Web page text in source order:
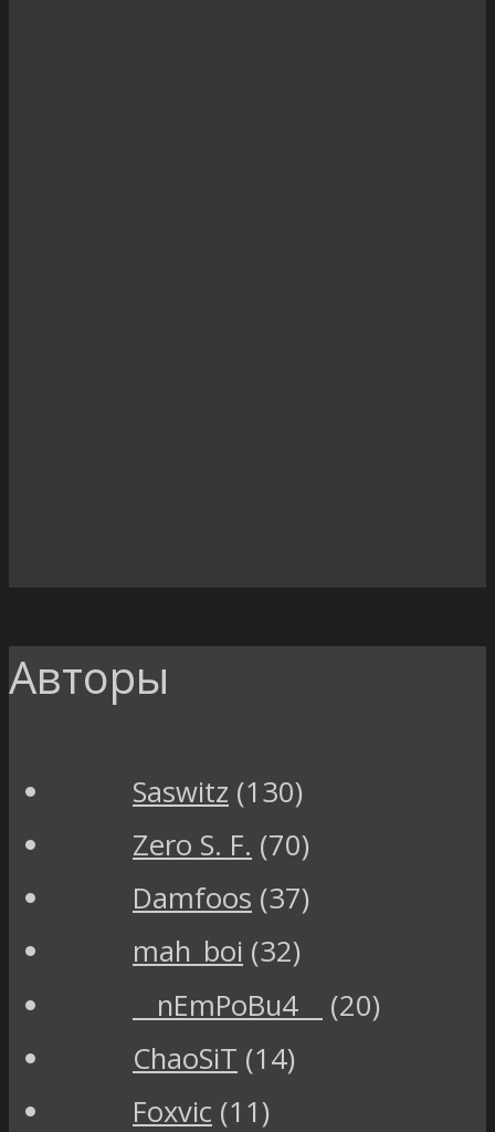
Авторы
Saswitz (130)
Zero S. F. (70)
Damfoos (37)
mah_boi (32)
__nEmPoBu4__
(20)
ChaoSiT (14)
Foxvic (11)